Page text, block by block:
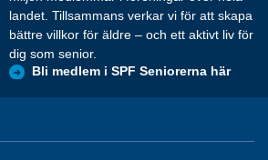
landet. Tillsammans verkar vi för att skapa
bättre villkor för äldre – och ett aktivt liv för
dig som senior.
Bli medlem i SPF Seniorerna här